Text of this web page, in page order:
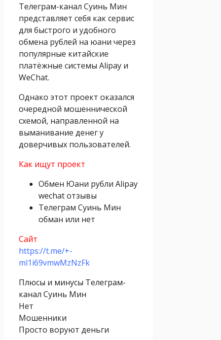
Телеграм-канал Суинь Мин
представляет себя как сервис
для быстрого и удобного
обмена рублей на юани через
популярные китайские
платёжные системы Alipay и
WeChat.
Однако этот проект оказался
очередной мошеннической
схемой, направленной на
выманивание денег у
доверчивых пользователей.
Как ищут проект
Обмен Юани рубли Alipay
wechat отзывы
Телеграм Суинь Мин
обман или нет
Сайт
https://t.me/+-
ml1i69vmwMzNzFk
Плюсы и минусы Телеграм-
канал Суинь Мин
Нет
Мошенники
Просто воруют деньги